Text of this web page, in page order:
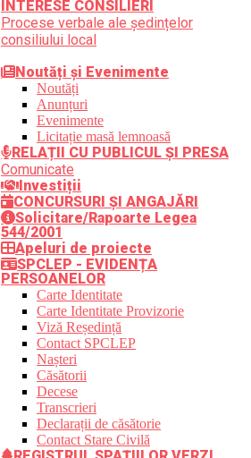
INTERESE CONSILIERI
Procese verbale ale ședințelor
consiliului local
Noutăți și Evenimente
Noutăți
Anunțuri
Evenimente
Licitație masă lemnoasă
RELAȚII CU PUBLICUL ȘI PRESA
Comunicate
Investiții
CONCURSURI ȘI ANGAJĂRI
Solicitare/Rapoarte Legea
544/2001
Apeluri de proiecte
SPCLEP - EVIDENȚA
PERSOANELOR
Carte Identitate
Carte Identitate Provizorie
Viză Reședință
Contact SPCLEP
Nașteri
Căsătorii
Decese
Transcrieri
Declarații de căsătorie
Contact Stare Civilă